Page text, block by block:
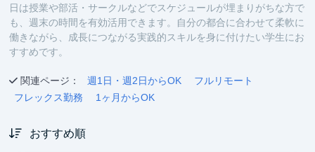
日は授業や部活・サークルなどでスケジュールが埋まりがちな方で
も、週末の時間を有効活用できます。自分の都合に合わせて柔軟に
働きながら、成長につながる実践的スキルを身に付けたい学生にお
すすめです。
関連ページ： 週1日・週2日からOK
フルリモート
フレックス勤務
1ヶ月からOK
おすすめ順